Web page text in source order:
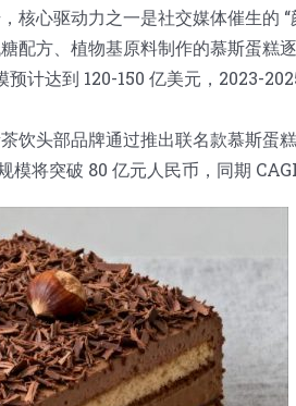
核心驱动力之一是社交媒体催生的
配方、植物基原料制作的慕斯蛋糕逐
计达到 120-150 亿美元，2023-
饮头部品牌通过推出联名款慕斯蛋
将突破 80 亿元人民币，同期